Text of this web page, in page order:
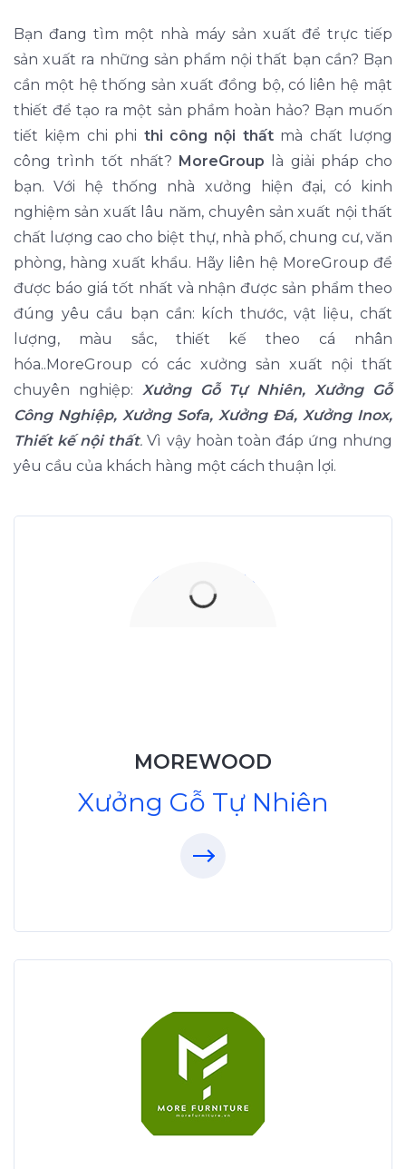
Bạn đang tìm một nhà máy sản xuất để trực tiếp
sản xuất ra những sản phẩm nội thất bạn cần? Bạn
cần một hệ thống sản xuất đồng bộ, có liên hệ mật
thiết để tạo ra một sản phầm hoàn hảo? Bạn muốn
tiết kiệm chi phi thi công nội thấtmà chất lượng
công trình tốt nhất? MoreGroup là giải pháp cho
bạn. Với hệ thống nhà xưởng hiện đại, có kinh
nghiệm sản xuất lâu năm, chuyên sản xuất nội thất
chất lượng cao cho biệt thự, nhà phố, chung cư, văn
phòng, hàng xuất khẩu. Hãy liên hệ MoreGroup để
được báo giá tốt nhất và nhận được sản phẩm theo
đúng yêu cầu bạn cần: kích thước, vật liệu, chất
lượng, màu sắc, thiết kế theo cá nhân
hóa..MoreGroup có các xưởng sản xuất nội thất
chuyên nghiệp: Xưởng Gỗ Tự Nhiên, Xưởng Gỗ
Công Nghiệp, Xưởng Sofa, Xưởng Đá, Xưởng Inox,
Thiết kế nội thất. Vì vậy hoàn toàn đáp ứng nhưng
yêu cầu của khách hàng một cách thuận lợi.
MOREWOOD
Xưởng Gỗ Tự Nhiên
Xưởng Gỗ Tự Nhiên
09.31.32.33.00
Xưởng Gỗ Công Nghiệp
MoreFurniture